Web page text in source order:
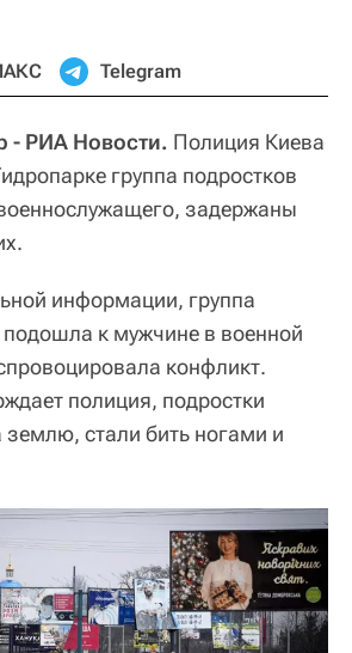
Telegram
- РИА Новости. Полиция Киева
группа подростков
задержаны
информации, группа
к мужчине в военной
конфликт.
полиция, подростки
землю, стали бить ногами и